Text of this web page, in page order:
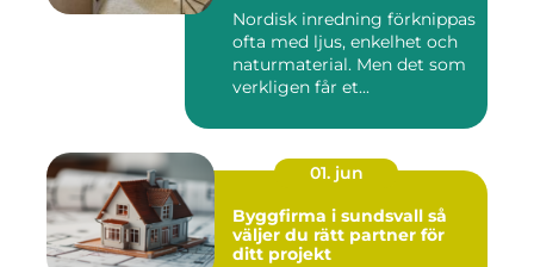
Nordisk inredning förknippas
ofta med ljus, enkelhet och
naturmaterial. Men det som
verkligen får et...
01. jun
Byggfirma i sundsvall så
väljer du rätt partner för
ditt projekt